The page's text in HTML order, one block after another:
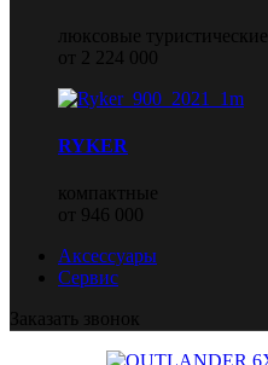
люксовые туристические
от 2 224 000
RYKER
компактные
от 946 000
Аксессуары
Сервис
Заказать звонок